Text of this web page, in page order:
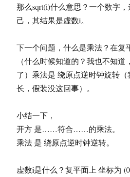
那么sqrt(i)什么意思？一个数字
己，其结果是虚数i。
下一个问题，什么是乘法？在复
（什么时候知道的？我也不知
了）乘法是 绕原点逆时钟旋转
长，假装没这回事）。
小结一下，
开方 是……符合……的乘法。
乘法 是 绕原点逆时钟逆转。
虚数i是什么？复平面上 坐标为